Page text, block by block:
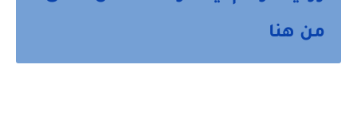
من هنا